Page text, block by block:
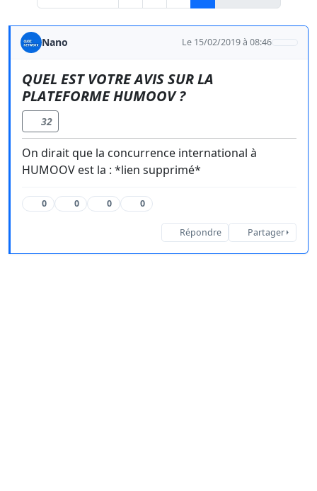
Nano Le 15/02/2019 à 08:46
QUEL EST VOTRE AVIS SUR LA
PLATEFORME HUMOOV ?
32
On dirait que la concurrence international à
HUMOOV est la : *lien supprimé*
0 0 0 0
Répondre Partager